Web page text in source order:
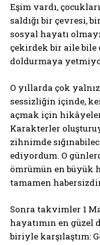
Eşim vardı,
saldığı bir çevresi,
sosyal hayatı
çekirdek bir aile bile
doldurmaya
O yıllarda çok
sessizliğin içinde,
açmak için
Karakterler
zihnimde
ediyordum. O
ömrümün en büyük
tamamen
Sonra takvimler 1
hayatımın en güzel
biriyle karşılaştım: